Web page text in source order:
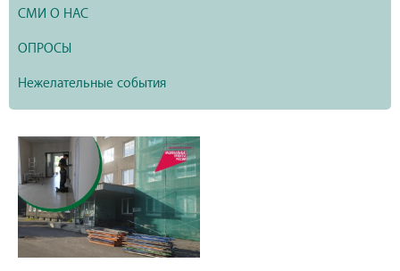
СМИ О НАС
ОПРОСЫ
Нежелательные события